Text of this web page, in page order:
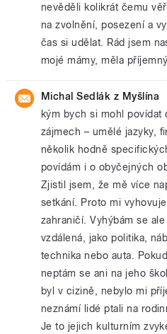
nevěděli kolikrát čemu
na zvolnění, posezení a
čas si udělat. Rád jsem
mojé mámy, měla
Michal Sedlák z Myšlína
kým bych si mohl povídat
zájmech – umělé jazyky,
několik hodně
povídám i o obyčejných
Zjistil jsem, že mě více
setkání. Proto mi
zahraničí. Vyhýbám se
vzdálená, jako politika,
technika nebo auta.
neptám se ani na jeho
byl v cizině, nebylo mi
neznámí lidé ptali na
Je to jejich kulturním